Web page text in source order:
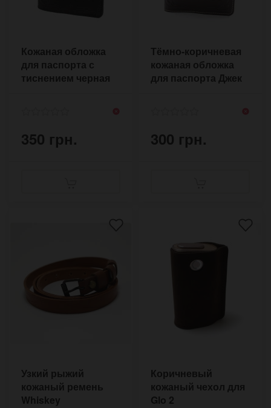
Кожаная обложка
для паспорта с
тиснением черная
350 грн.
Тёмно-коричневая
кожаная обложка
для паспорта Джек
300 грн.
Узкий рыжий
кожаный ремень
Whiskey
Коричневый
кожаный чехол для
Glo 2